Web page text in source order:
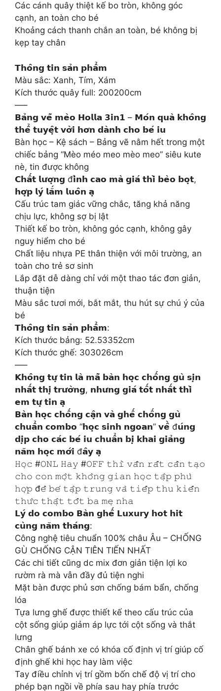
Các cánh quây thiệt kế bo tròn, không góc
cạnh, an toàn cho bé
Khoảng cách thanh chắn an toàn, bé không bị
kẹp tay chân
𝗧𝗵𝗼̂𝗻𝗴 𝘁𝗶𝗻 𝘀𝗮̉𝗻 𝗽𝗵𝗮̂̉𝗺
Màu sắc: Xanh, Tím, Xám
Kích thước quây full: 200200cm
—–
𝗕𝗮̉𝗻𝗴 𝘃𝗲̃ 𝗺𝗲̀𝗼 𝗛𝗼𝗹𝗹𝗮 𝟯𝗶𝗻𝟭 – 𝗠𝗼́𝗻 𝗾𝘂𝗮̀ 𝗸𝗵𝗼̂𝗻𝗴
𝘁𝗵𝗲̂̉ 𝘁𝘂𝘆𝗲̣̂𝘁 𝘃𝗼̛̀𝗶 𝗵𝗼̛𝗻 𝗱𝗮̀𝗻𝗵 𝗰𝗵𝗼 𝗯𝗲́ 𝗶𝘂
Bàn học – Kệ sách – Bảng vẽ nằm hết trong một
chiếc bảng “Mèo méo meo mèo meo” siêu kute
nè, tin được không
𝗖𝗵𝗮̂́𝘁 𝗹𝘂̛𝗼̛̣𝗻𝗴 đ𝗶̉𝗻𝗵 𝗰𝗮𝗼 𝗺𝗮̀ 𝗴𝗶𝗮́ 𝘁𝗵𝗶̀ 𝗯𝗲̀𝗼 𝗯𝗼̣𝘁,
𝗵𝗼̛̣𝗽 𝗹𝘆́ 𝗹𝗮̆́𝗺 𝗹𝘂𝗼̂𝗻 𝗮̣
Cấu trúc tam giác vững chắc, tăng khả năng
chịu lực, không sợ bị lật
Thiết kế bo tròn, không góc cạnh, không gây
nguy hiểm cho bé
Chất liệu nhựa PE thân thiện với môi trường, an
toàn cho trẻ sơ sinh
Lắp đặt dễ dàng chỉ với một thao tác đơn giản,
thuận tiện
Màu sắc tươi mới, bắt mắt, thu hút sự chú ý của
bé
𝗧𝗵𝗼̂𝗻𝗴 𝘁𝗶𝗻 𝘀𝗮̉𝗻 𝗽𝗵𝗮̂̉𝗺:
Kích thước bảng: 52.53352cm
Kích thước ghế: 303026cm
—–
𝗞𝗵𝗼̂𝗻𝗴 𝘁𝘂̛̣ 𝘁𝗶𝗻 𝗹𝗮̀ 𝗺𝗮̃ 𝗯𝗮̀𝗻 𝗵𝗼̣𝗰 𝗰𝗵𝗼̂́𝗻𝗴 𝗴𝘂̀ 𝘀𝗶̣𝗻
𝗻𝗵𝗮̂́𝘁 𝘁𝗵𝗶̣ 𝘁𝗿𝘂̛𝗼̛̀𝗻𝗴, 𝗻𝗵𝘂̛𝗻𝗴 𝗴𝗶𝗮́ 𝘁𝗼̂́𝘁 𝗻𝗵𝗮̂́𝘁 𝘁𝗵𝗶̀
𝗲𝗺 𝘁𝘂̛̣ 𝘁𝗶𝗻 𝗮̣
𝗕𝗮̀𝗻 𝗵𝗼̣𝗰 𝗰𝗵𝗼̂́𝗻𝗴 𝗰𝗮̣̂𝗻 𝘃𝗮̀ 𝗴𝗵𝗲̂́ 𝗰𝗵𝗼̂́𝗻𝗴 𝗴𝘂̀
𝗰𝗵𝘂𝗮̂̉𝗻 𝗰𝗼𝗺𝗯𝗼 “𝗵𝗼̣𝗰 𝘀𝗶𝗻𝗵 𝗻𝗴𝗼𝗮𝗻” 𝘃𝗲̂̀ đ𝘂́𝗻𝗴
𝗱𝗶̣𝗽 𝗰𝗵𝗼 𝗰𝗮́𝗰 𝗯𝗲́ 𝗶𝘂 𝗰𝗵𝘂𝗮̂̉𝗻 𝗯𝗶̣ 𝗸𝗵𝗮𝗶 𝗴𝗶𝗮̉𝗻𝗴
𝗻𝗮̆𝗺 𝗵𝗼̣𝗰 𝗺𝗼̛́𝗶 đ𝗮̂𝘆 𝗮̣
𝙷𝚘̣𝚌 #𝙾𝙽𝙻 𝙷𝚊𝚢 #𝙾𝙵𝙵 𝚝𝚑𝚒̀ 𝚟𝚊̂̃𝚗 𝚛𝚊̂́𝚝 𝚌𝚊̂̀𝚗 𝚝𝚊̣𝚘
𝚌𝚑𝚘 𝚌𝚘𝚗 𝚖𝚘̣̂𝚝 𝚔𝚑𝚘̂𝚗𝚐 𝚐𝚒𝚊𝚗 𝚑𝚘̣𝚌 𝚝𝚊̣̂𝚙 𝚙𝚑𝚞̀
𝚑𝚘̛̣𝚙 đ𝚎̂̉ 𝚋𝚎́ 𝚝𝚊̣̂𝚙 𝚝𝚛𝚞𝚗𝚐 𝚟𝚊̀ 𝚝𝚒𝚎̂́𝚙 𝚝𝚑𝚞 𝚔𝚒𝚎̂́𝚗
𝚝𝚑𝚞̛́𝚌 𝚝𝚑𝚊̣̂𝚝 𝚝𝚘̂́𝚝 𝚋𝚊 𝚖𝚎̣ 𝚗𝚑𝚊
𝗟𝘆́ 𝗱𝗼 𝗰𝗼𝗺𝗯𝗼 𝗕𝗮̀𝗻 𝗴𝗵𝗲̂́ 𝗟𝘂𝘅𝘂𝗿𝘆 𝗵𝗼𝘁 𝗵𝗶𝘁
𝗰𝘂̀𝗻𝗴 𝗻𝗮̆𝗺 𝘁𝗵𝗮́𝗻𝗴:
Công nghệ tiêu chuẩn 100% châu Âu – CHỐNG
GÙ CHỐNG CẬN TIÊN TIẾN NHẤT
Các chi tiết cũng dc mix đơn giản tiện lợi ko
rườm rà mà vẫn đầy đủ tiện nghi
Mặt bàn được phủ sơn chống bám bẩn, chống
lóa
Tựa lưng ghế được thiết kế theo cấu trúc của
cột sống giúp giảm áp lực tới cột sống và thắt
lưng
Chân ghế bánh xe có khóa cố định vị trí giúp cố
định ghế khi học hay làm việc
Tay điều chỉnh vị trí gồm bốn chế độ vị trí cho
phép bạn ngồi về phía sau hay phía trước